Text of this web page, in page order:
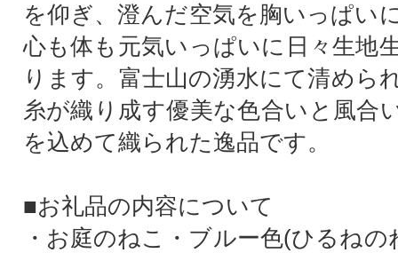
を仰ぎ、澄んだ空気を胸いっぱ
心も体も元気いっぱいに日々生地
ります。富士山の湧水にて清めら
糸が織り成す優美な色合いと風合
を込めて織られた逸品です。
■お礼品の内容について
・お庭のねこ・ブルー色(ひるね